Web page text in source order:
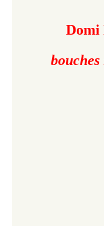
Domi
bouches